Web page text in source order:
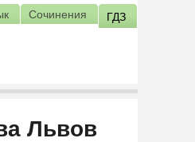
Сочинения ГДЗ
Львов